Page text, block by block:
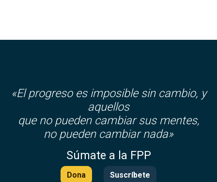
«El progreso es imposible sin cambio, y
aquellos
que no pueden cambiar sus mentes,
no pueden cambiar nada»
Súmate a la FPP
Dona Suscríbete